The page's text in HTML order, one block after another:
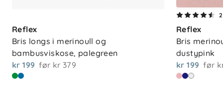
Reflex
Bris longs i merinoull og
bambusviskose, palegreen
kr 199 før kr 379
2
Reflex
Bris
dustypink
kr 199 før